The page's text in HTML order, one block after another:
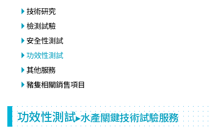
技術研究
檢測試驗
安全性測試
功效性測試
其他服務
豬隻相關銷售項目
功效性測試▸水產關鍵技術試驗服務